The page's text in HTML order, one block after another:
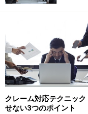
自然と心のこもった
次は、関係を修復す
→ 次へ
ページ： 12
【連載】
第2回 拒否
クレーム対応テクニック
せない3つのポイント